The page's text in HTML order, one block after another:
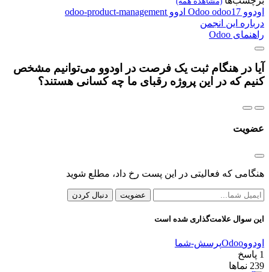
اودوو Odoo odoo17 ادوو odoo-product-management
درباره این انجمن
راهنمای Odoo
آیا در هنگام ثبت یک فرصت در اودوو می‌توانیم مشخص
کنیم که در این پروژه رقبای ما چه کسانی هستند؟
عضویت
هنگامی که فعالیتی در این پست رخ داد، مطلع شوید
عضویت دنبال کردن
این سوال علامت‌گذاری شده است
اودووOdooپرسش-شما
1 پاسخ
239 نماها